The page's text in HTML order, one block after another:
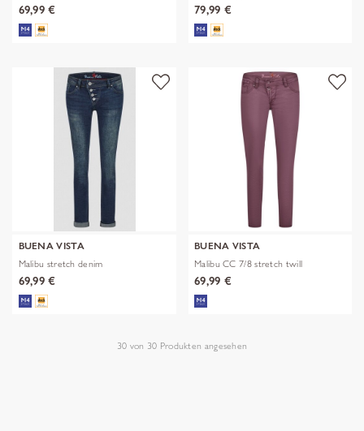
69,99 € 79,99 €
BUENA VISTA
Malibu stretch denim
69,99 €
BUENA VISTA
Malibu CC 7/8 stretch twill
69,99 €
30 von 30 Produkten angesehen